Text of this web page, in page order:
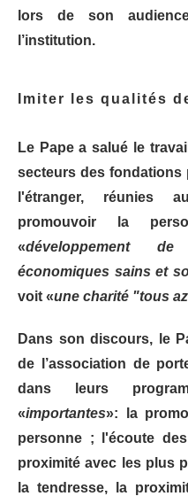
lors de son
l’institution.
Imiter les qualités
Le Pape a salué le
secteurs des fondations
l'étranger, réunies
promouvoir la
«développement
économiques sains et
voit «une charité "tous
Dans son discours, le
de l’association de
dans leurs
«importantes»: la
personne ; l'écoute
proximité avec les plus
la tendresse, la